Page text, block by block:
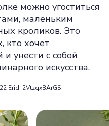
можно угоститься
маленьким
кроликов. Это
кто хочет
унести с собой
искусства.
Erid: 2VtzqxBArGS